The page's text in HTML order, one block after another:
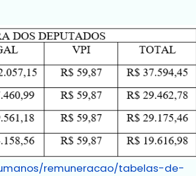
remuneracao/tabelas-de-